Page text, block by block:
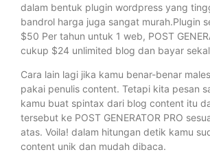
dalam bentuk plugin wordpress yang
bandrol harga juga sangat murah.Plugin
$50 Per tahun untuk 1 web, POST
cukup $24 unlimited blog dan bayar
Cara lain lagi jika kamu benar-benar
pakai penulis content. Tetapi kita pesan
kamu buat spintax dari blog content itu
tersebut ke POST GENERATOR PRO
atas. Voila! dalam hitungan detik kamu
content unik dan mudah dibaca.